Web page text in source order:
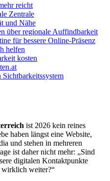
reicht
Zentrale
und Nähe
über regionale Auffindbarkeit
für bessere Online-Präsenz
helfen
kosten
ist 2026 kein reines
haben längst eine Website,
und stehen in mehreren
ist daher nicht mehr: „Sind
digitalen Kontaktpunkte
wirklich weiter?“